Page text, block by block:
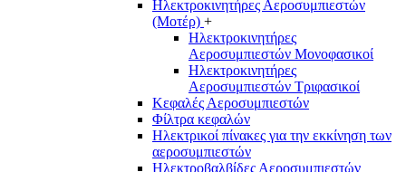
Ηλεκτροκινητήρες Αεροσυμπιεστών
(Μοτέρ) +
Ηλεκτροκινητήρες
Αεροσυμπιεστών Μονοφασικοί
Ηλεκτροκινητήρες
Αεροσυμπιεστών Τριφασικοί
Κεφαλές Αεροσυμπιεστών
Φίλτρα κεφαλών
Ηλεκτρικοί πίνακες για την εκκίνηση των
αεροσυμπιεστών
Ηλεκτροβαλβίδες Αεροσυμπιεστών